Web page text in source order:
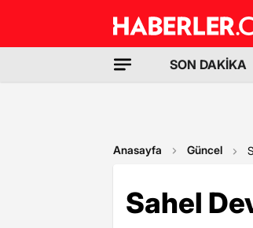
SON DAKİKA
Anasayfa Güncel
Sahel